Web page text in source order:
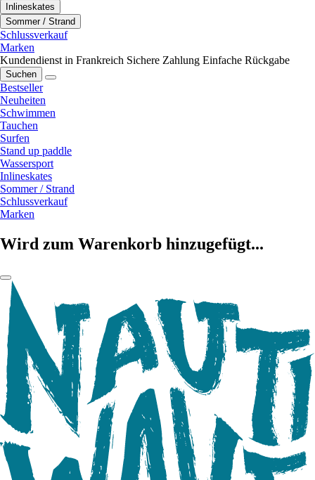
Inlineskates
Sommer / Strand
Schlussverkauf
Marken
Kundendienst in Frankreich Sichere Zahlung Einfache Rückgabe
Suchen
Bestseller
Neuheiten
Schwimmen
Tauchen
Surfen
Stand up paddle
Wassersport
Inlineskates
Sommer / Strand
Schlussverkauf
Marken
Wird zum Warenkorb hinzugefügt...